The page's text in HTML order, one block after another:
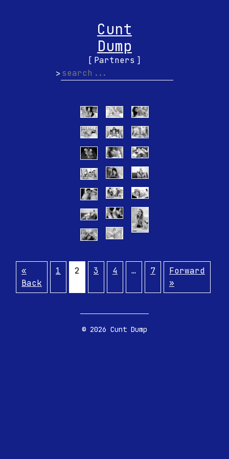
Cunt
Dump
Partners
>
«
Back
1 2 3 4 … 7
Forward
»
© 2026 Cunt Dump